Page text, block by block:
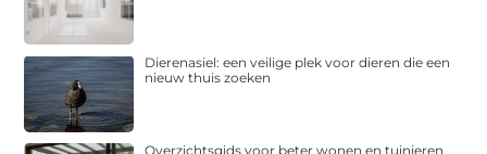
Dierenasiel: een veilige plek voor dieren die een
nieuw thuis zoeken
Overzichtsgids voor beter wonen en tuinieren